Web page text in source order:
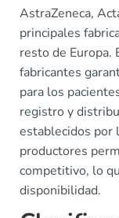
AstraZeneca,
principales
resto de Europa.
fabricantes
para los
registro y
establecidos por
productores
competitivo, lo
disponibilidad.